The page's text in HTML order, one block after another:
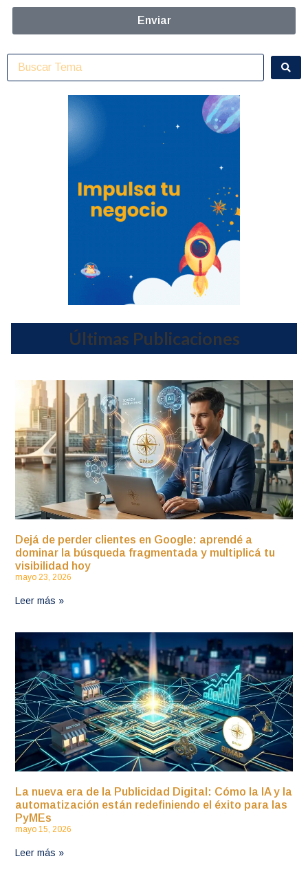
Enviar
Últimas Publicaciones
Dejá de perder clientes en Google: aprendé a
dominar la búsqueda fragmentada y multiplicá tu
visibilidad hoy
mayo 23, 2026
Leer más »
La nueva era de la Publicidad Digital: Cómo la IA y la
automatización están redefiniendo el éxito para las
PyMEs
mayo 15, 2026
Leer más »